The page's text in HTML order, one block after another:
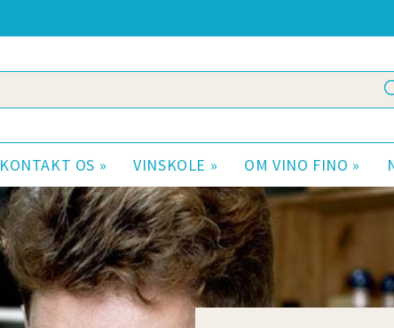
KONTAKT OS » VINSKOLE » OM VINO FINO »